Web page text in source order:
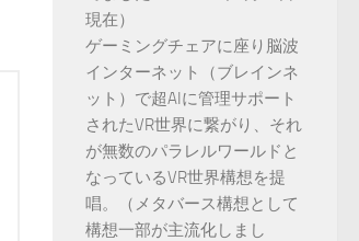
現在）
ゲーミングチェアに座り脳波
インターネット（ブレインネ
ット）で超AIに管理サポート
されたVR世界に繋がり、それ
が無数のパラレルワールドと
なっているVR世界構想を提
唱。（メタバース構想として
構想一部が主流化しまし